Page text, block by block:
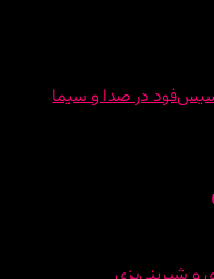
در صدا و سیما